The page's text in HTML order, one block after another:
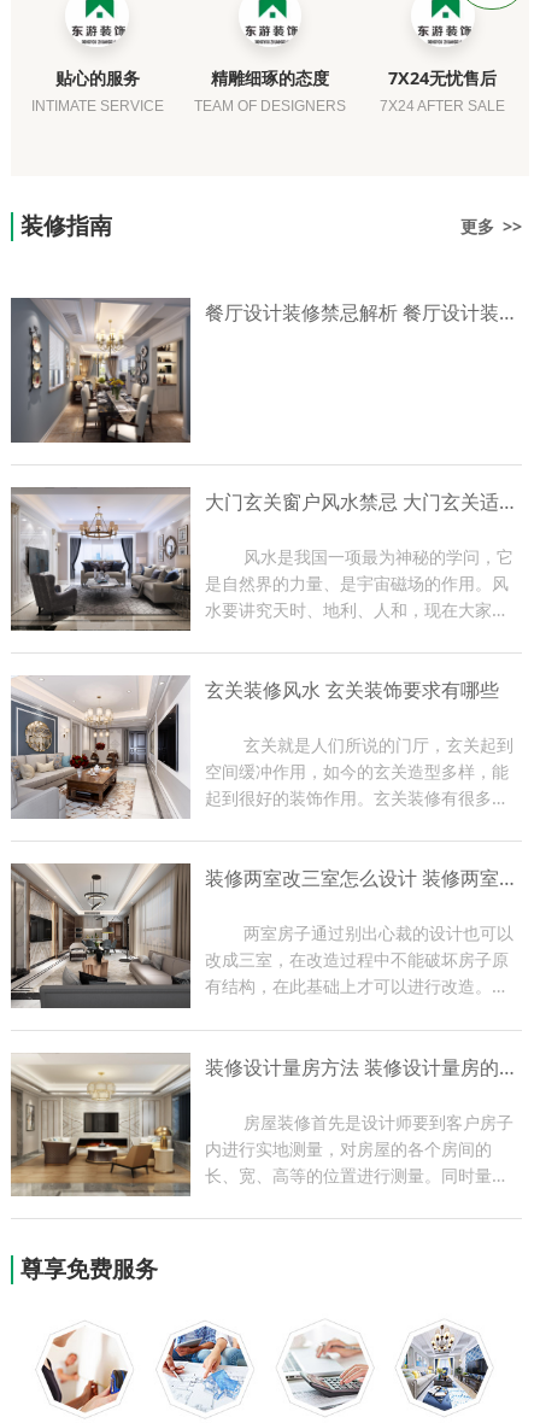
贴心的服务
INTIMATE SERVICE
精雕细琢的态度
TEAM OF DESIGNERS
7X24无忧售后
7X24 AFTER SALE
装修指南 更多 >>
餐厅设计装修禁忌解析 餐厅设计装修技巧介绍
大门玄关窗户风水禁忌 大门玄关适合摆放什么
	风水是我国一项最为神秘的学问，它
是自然界的力量、是宇宙磁场的作用。风
水要讲究天时、地利、人和，现在大家在
装修时有很多禁忌。那么下面东游装饰的
玄关装修风水 玄关装饰要求有哪些
	玄关就是人们所说的门厅，玄关起到
空间缓冲作用，如今的玄关造型多样，能
起到很好的装饰作用。玄关装修有很多风
康，严重时会影响到主人的事业。下面小装修两室改三室怎么设计 装修两室注意事项
	两室房子通过别出心裁的设计也可以
改成三室，在改造过程中不能破坏房子原
有结构，在此基础上才可以进行改造。两
要比改造之前有进步。下面小编带大家了装修设计量房方法 装修设计量房的作用
	房屋装修首先是设计师要到客户房子
内进行实地测量，对房屋的各个房间的
长、宽、高等的位置进行测量。同时量房
尊享免费服务